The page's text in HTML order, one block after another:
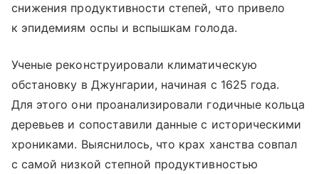
снижения продуктивности степей, что привело
к эпидемиям оспы и вспышкам голода.
Ученые реконструировали климатическую
обстановку в Джунгарии, начиная с 1625 года.
Для этого они проанализировали годичные кольца
деревьев и сопоставили данные с историческими
хрониками. Выяснилось, что крах ханства совпал
с самой низкой степной продуктивностью